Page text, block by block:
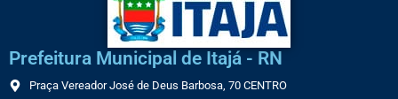
Prefeitura Municipal de Itajá - RN
Praça Vereador José de Deus Barbosa, 70 CENTRO